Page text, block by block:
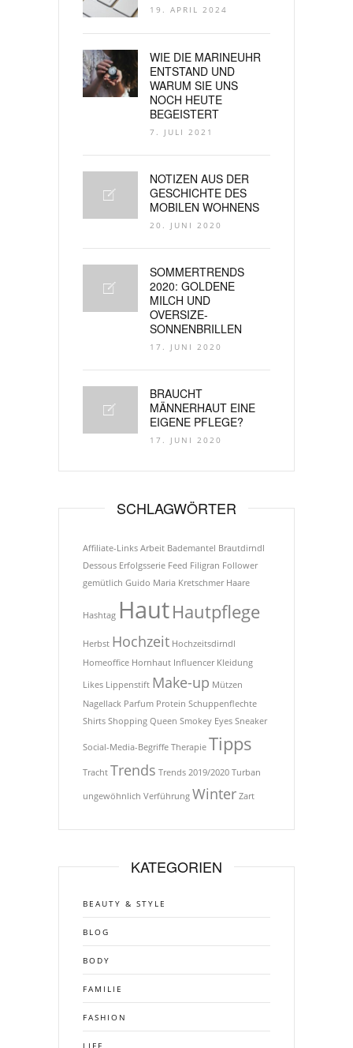
19. APRIL 2024
WIE DIE MARINEUHR
ENTSTAND UND
WARUM SIE UNS
NOCH HEUTE
BEGEISTERT
7. JULI 2021
NOTIZEN AUS DER
GESCHICHTE DES
MOBILEN WOHNENS
20. JUNI 2020
SOMMERTRENDS
2020: GOLDENE
MILCH UND
OVERSIZE-
SONNENBRILLEN
17. JUNI 2020
BRAUCHT
MÄNNERHAUT EINE
EIGENE PFLEGE?
17. JUNI 2020
SCHLAGWÖRTER
Affiliate-Links Arbeit Bademantel Brautdirndl
Dessous Erfolgsserie Feed Filigran Follower
gemütlich Guido Maria Kretschmer Haare
Hashtag HautHautpflege
Herbst Hochzeit Hochzeitsdirndl
Homeoffice Hornhaut Influencer Kleidung
Likes Lippenstift Make-up Mützen
Nagellack Parfum Protein Schuppenflechte
Shirts Shopping Queen Smokey Eyes Sneaker
Social-Media-Begriffe Therapie Tipps
Tracht Trends Trends 2019/2020 Turban
ungewöhnlich Verführung Winter Zart
KATEGORIEN
BEAUTY & STYLE
BLOG
BODY
FAMILIE
FASHION
LIFE